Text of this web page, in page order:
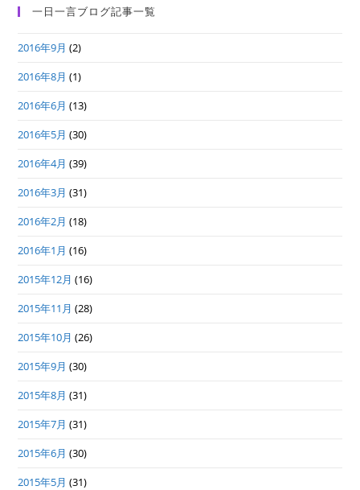
一日一言ブログ記事一覧
2016年9月 (2)
2016年8月 (1)
2016年6月 (13)
2016年5月 (30)
2016年4月 (39)
2016年3月 (31)
2016年2月 (18)
2016年1月 (16)
2015年12月 (16)
2015年11月 (28)
2015年10月 (26)
2015年9月 (30)
2015年8月 (31)
2015年7月 (31)
2015年6月 (30)
2015年5月 (31)